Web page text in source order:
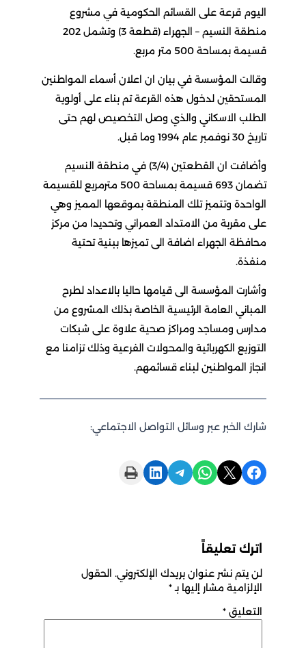
اليوم قرعة على القسائم الحكومية في مشروع
منطقة النسيم – الجهراء (قطعة 3) وتشمل 202
قسيمة بمساحة 500 متر مربع.
وقالت المؤسسة في بيان ان اعلان أسماء المواطنين
المستحقين لدخول هذه القرعة تم بناء على أولوية
الطلب الاسكاني والذي وصل التخصيص لهم حتى
تاريخ 30 نوفمبر عام 1994 وما قبل.
وأضافت ان القطعتين (3/4) في منطقة النسيم
تضمان 693 قسيمة بمساحة 500 مترمربع للقسيمة
الواحدة وتتميز تلك المنطقة بموقعها المميز وهي
على مقربة من الامتداد العمراني وتحديدا من مركز
محافظة الجهراء اضافة الى تميزها ببنية تحتية
منفذة.
وأشارت المؤسسة الى قيامها حاليا بالاعداد لطرح
المباني العامة الرئيسية الخاصة بذلك المشروع من
مدارس ومساجد ومراكز صحية علاوة على شبكات
التوزيع الكهربائية والمحولات الفرعية وذلك تزامنا مع
انجاز المواطنين لبناء قسائمهم.
شارك الخبر عبر وسائل التواصل الاجتماعي:
Share on Facebook
Share on X
Share on WhatsApp
Share on Telegram
Share on LinkedIn
Print this Page
اترك تعليقاً
لن يتم نشر عنوان بريدك الإلكتروني. الحقول
الإلزامية مشار إليها بـ*
التعليق *